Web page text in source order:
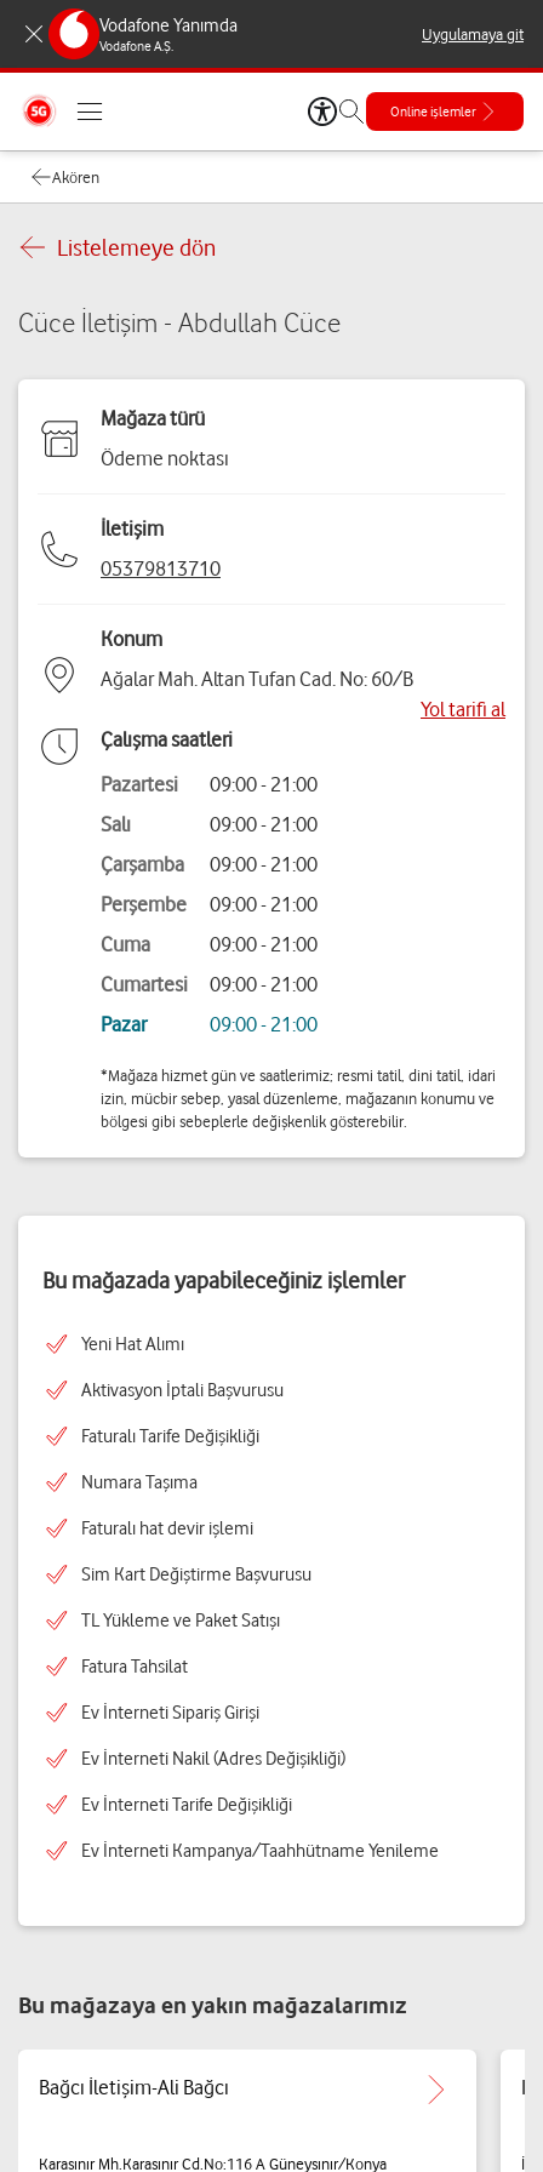
Vodafone Yanımda
Vodafone A.Ş.
Uygulamaya git
Online işlemler
Akören
Listelemeye dön
Cüce İletişim - Abdullah Cüce
Mağaza türü
Ödeme noktası
İletişim
05379813710
Konum
Ağalar Mah. Altan Tufan Cad. No: 60/B
Yol tarifi al
Çalışma saatleri
Pazartesi
09:00 - 21:00
Salı
09:00 - 21:00
Çarşamba
09:00 - 21:00
Perşembe
09:00 - 21:00
Cuma
09:00 - 21:00
Cumartesi
09:00 - 21:00
Pazar
09:00 - 21:00
*Mağaza hizmet gün ve saatlerimiz; resmi tatil, dini tatil, idari
izin, mücbir sebep, yasal düzenleme, mağazanın konumu ve
bölgesi gibi sebeplerle değişkenlik gösterebilir.
Bu mağazada yapabileceğiniz işlemler
Yeni Hat Alımı
Aktivasyon İptali Başvurusu
Faturalı Tarife Değişikliği
Numara Taşıma
Faturalı hat devir işlemi
Sim Kart Değiştirme Başvurusu
TL Yükleme ve Paket Satışı
Fatura Tahsilat
Ev İnterneti Sipariş Girişi
Ev İnterneti Nakil (Adres Değişikliği)
Ev İnterneti Tarife Değişikliği
Ev İnterneti Kampanya/Taahhütname Yenileme
Bu mağazaya en yakın mağazalarımız
Bağcı İletişim-Ali Bağcı
Karasınır Mh.Karasınır Cd.No:116 A Güneysınır/Konya